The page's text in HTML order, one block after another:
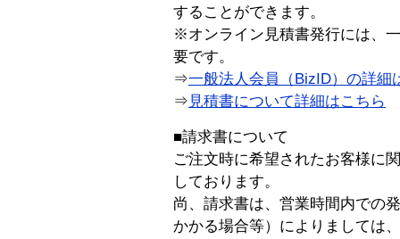
することができます。
※オンライン見積書発行には、
要です。
⇒一般法人会員（BizID）の詳細
⇒ 見積書について詳細はこちら
■請求書について
ご注文時に希望されたお客様に
しております。
尚、請求書は、営業時間内での
かかる場合等）によりましては